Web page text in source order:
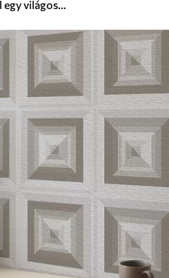
Falvédő Nyírfák madarakkal egy világoszöld erdőben